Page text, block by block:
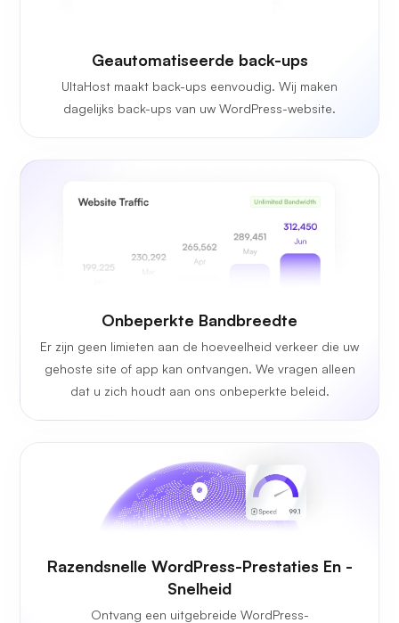
Geautomatiseerde back-ups
UltaHost maakt back-ups eenvoudig. Wij maken
dagelijks back-ups van uw WordPress-website.
Onbeperkte Bandbreedte
Er zijn geen limieten aan de hoeveelheid verkeer die uw
gehoste site of app kan ontvangen. We vragen alleen
dat u zich houdt aan ons onbeperkte beleid.
Razendsnelle WordPress-Prestaties En -
Snelheid
Ontvang een uitgebreide WordPress-